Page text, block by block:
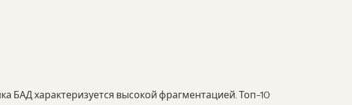
БАД характеризуется высокой фрагментацией. Топ-10